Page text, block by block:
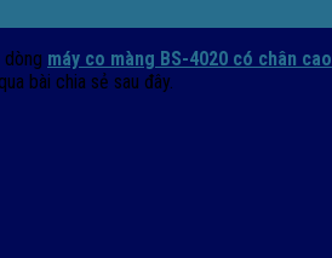
máy co màng BS-4020 có chân cao
bài chia sẻ sau đây.